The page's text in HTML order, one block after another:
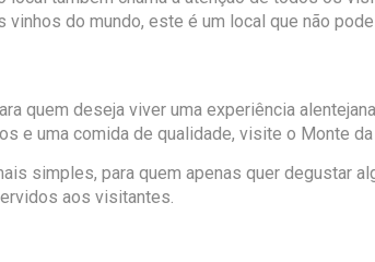
do mundo, este é um local que não
quem deseja viver uma experiência
e uma comida de qualidade, visite o Monte da
simples, para quem apenas quer degustar
aos visitantes.